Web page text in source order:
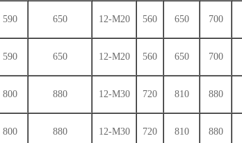
590 650 12-M20 560 650 700
590 650 12-M20 560 650 700
800 880 12-M30 720 810 880
800 880 12-M30 720 810 880